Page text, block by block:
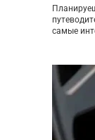
самые